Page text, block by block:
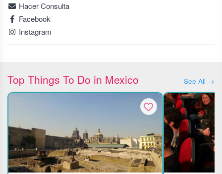
Hacer Consulta
Facebook
Instagram
Top Things To Do in Mexico See All →